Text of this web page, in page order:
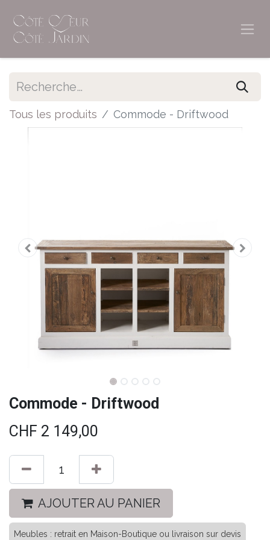
Tous les produits Commode - Driftwood
Commode - Driftwood
CHF 2 149,00
AJOUTER AU PANIER
Meubles : retrait en Maison-Boutique ou livraison sur devis